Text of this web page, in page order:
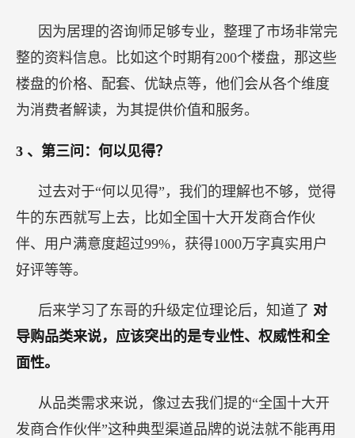
因为居理的咨询师足够专业，整理了市场非常完
整的资料信息。比如这个时期有200个楼盘，那这些
楼盘的价格、配套、优缺点等，他们会从各个维度
为消费者解读，为其提供价值和服务。
3 、第三问：何以见得？
过去对于“何以见得”，我们的理解也不够，觉得
牛的东西就写上去，比如全国十大开发商合作伙
伴、用户满意度超过99%，获得1000万字真实用户
好评等等。
后来学习了东哥的升级定位理论后，知道了 对
导购品类来说，应该突出的是专业性、权威性和全
面性。
从品类需求来说，像过去我们提的“全国十大开
发商合作伙伴”这种典型渠道品牌的说法就不能再用